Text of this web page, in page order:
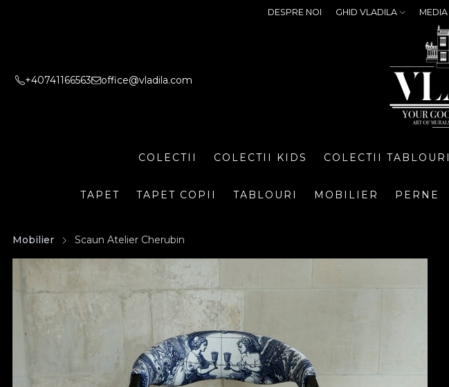
DESPRE NOI GHID VLADILA MEDIA
+40741166563 office@vladila.com
COLECTII COLECTII KIDS COLECTII TABLOURI
TAPET TAPET COPII TABLOURI MOBILIER PERNE
Mobilier Scaun Atelier Cherubin